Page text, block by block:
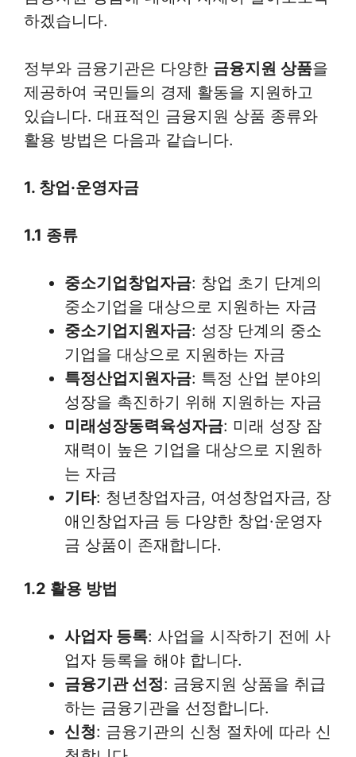
하겠습니다.
정부와 금융기관은 다양한 금융지원 상품을
제공하여 국민들의 경제 활동을 지원하고
있습니다. 대표적인 금융지원 상품 종류와
활용 방법은 다음과 같습니다.
1. 창업·운영자금
1.1 종류
중소기업창업자금: 창업 초기 단계의
중소기업을 대상으로 지원하는 자금
중소기업지원자금: 성장 단계의 중소
기업을 대상으로 지원하는 자금
특정산업지원자금: 특정 산업 분야의
성장을 촉진하기 위해 지원하는 자금
미래성장동력육성자금: 미래 성장 잠
재력이 높은 기업을 대상으로 지원하
는 자금
기타: 청년창업자금, 여성창업자금, 장
애인창업자금 등 다양한 창업·운영자
금 상품이 존재합니다.
1.2 활용 방법
사업자 등록: 사업을 시작하기 전에 사
업자 등록을 해야 합니다.
금융기관 선정: 금융지원 상품을 취급
하는 금융기관을 선정합니다.
신청: 금융기관의 신청 절차에 따라 신